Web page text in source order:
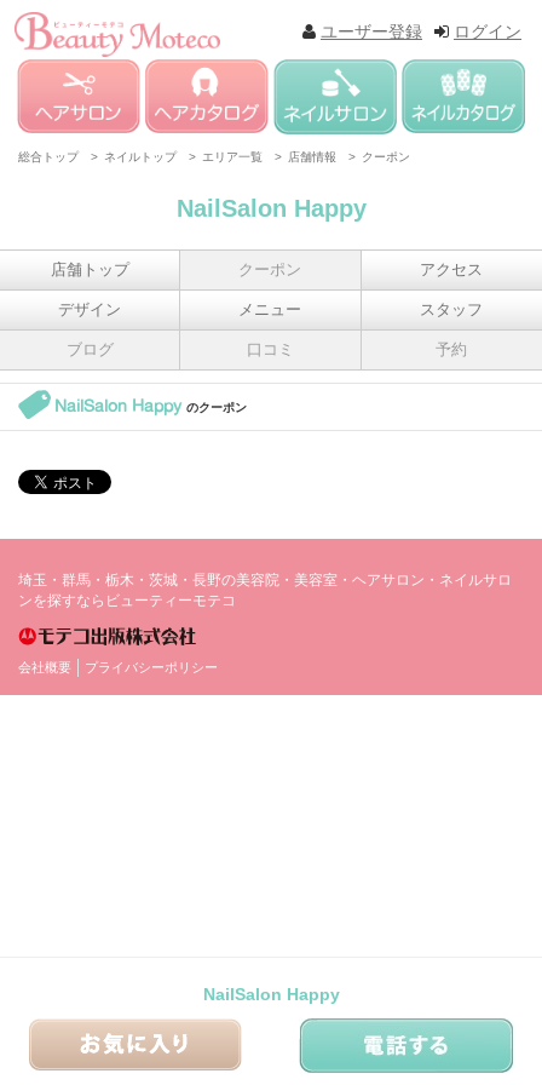
ログイン
ユーザー登録
総合トップ > ネイルトップ > エリア一覧 > 店舗情報 > クーポン
NailSalon Happy
店舗トップ クーポン アクセス
デザイン メニュー スタッフ
ブログ 口コミ 予約
NailSalon Happy のクーポン
NailSalon Happy
埼玉・群馬・栃木・茨城・長野の美容院・美容室・ヘアサロン・ネイルサロ
ンを探すならビューティーモテコ
会社概要 プライバシーポリシー